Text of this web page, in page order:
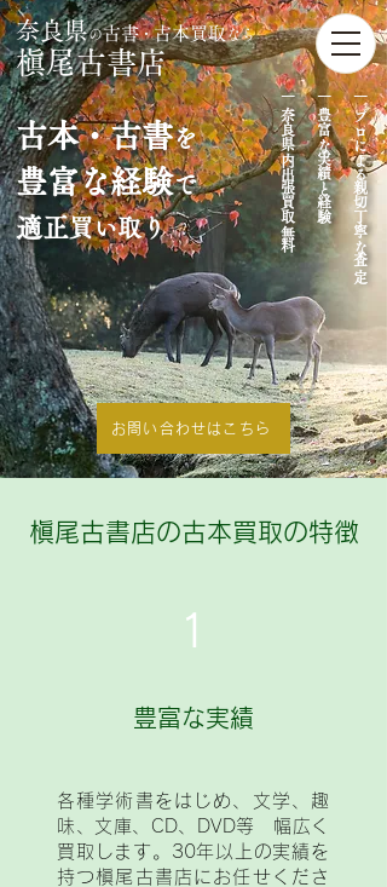
奈良県の古書・古本買取なら
槇尾古書店
​古本・古書を
豊富な経験で
適正買い取り ｜ プロによる親切丁寧な査定
｜ 豊富な実績と経験
｜​ 奈良県内出張買取無料
お問い合わせはこちら
槇尾古書店の古本買取の特徴
1
豊富な実績
各種学術書をはじめ、文学、趣
味、文庫、CD、DVD等 幅広く
買取します。30年以上の実績を
持つ槇尾古書店にお任せくださ